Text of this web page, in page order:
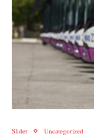
Slider Uncategorized